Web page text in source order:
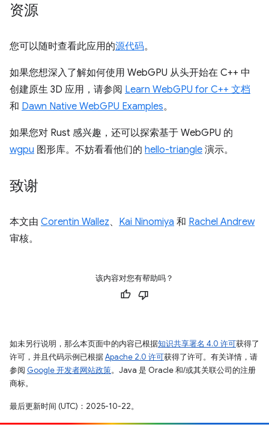
资源
您可以随时查看此应用的源代码。
如果您想深入了解如何使用 WebGPU 从头开始在 C++ 中
创建原生 3D 应用，请参阅 Learn WebGPU for C++ 文档
和 Dawn Native WebGPU Examples。
如果您对 Rust 感兴趣，还可以探索基于 WebGPU 的
wgpu 图形库。不妨看看他们的 hello-triangle 演示。
致谢
本文由 Corentin Wallez、 Kai Ninomiya 和 Rachel Andrew
审核。
该内容对您有帮助吗？
如未另行说明，那么本页面中的内容已根据知识共享署名 4.0 许可获得了
许可，并且代码示例已根据Apache 2.0 许可获得了许可。有关详情，请
参阅 Google 开发者网站政策。Java 是 Oracle 和/或其关联公司的注册
商标。
最后更新时间 (UTC)：2025-10-22。